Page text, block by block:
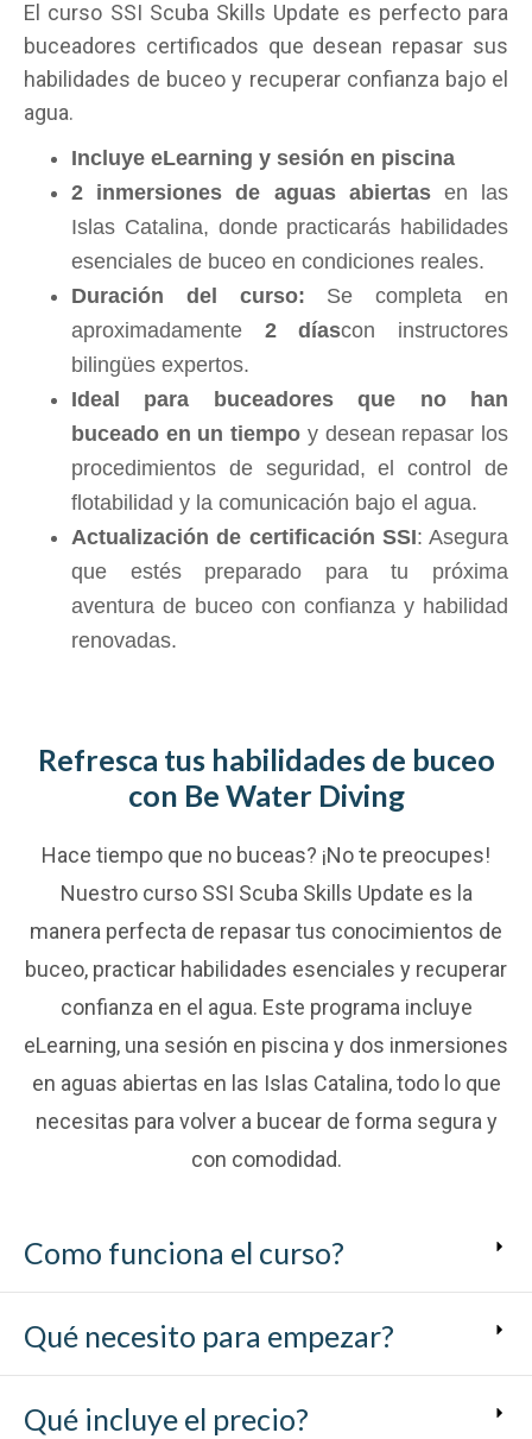
El curso SSI Scuba Skills Update es perfecto para
buceadores certificados que desean repasar sus
habilidades de buceo y recuperar confianza bajo el
agua.
Incluye eLearning y sesión en piscina
2 inmersiones de aguas abiertas en las
Islas Catalina, donde practicarás habilidades
esenciales de buceo en condiciones reales.
Duración del curso: Se completa en
aproximadamente 2 díascon instructores
bilingües expertos.
Ideal para buceadores que no han
buceado en un tiempo y desean repasar los
procedimientos de seguridad, el control de
flotabilidad y la comunicación bajo el agua.
Actualización de certificación SSI: Asegura
que estés preparado para tu próxima
aventura de buceo con confianza y habilidad
renovadas.
Refresca tus habilidades de buceo
con Be Water Diving
Hace tiempo que no buceas? ¡No te preocupes!
Nuestro curso SSI Scuba Skills Update es la
manera perfecta de repasar tus conocimientos de
buceo, practicar habilidades esenciales y recuperar
confianza en el agua. Este programa incluye
eLearning, una sesión en piscina y dos inmersiones
en aguas abiertas en las Islas Catalina, todo lo que
necesitas para volver a bucear de forma segura y
con comodidad.
Como funciona el curso?
Qué necesito para empezar?
Qué incluye el precio?